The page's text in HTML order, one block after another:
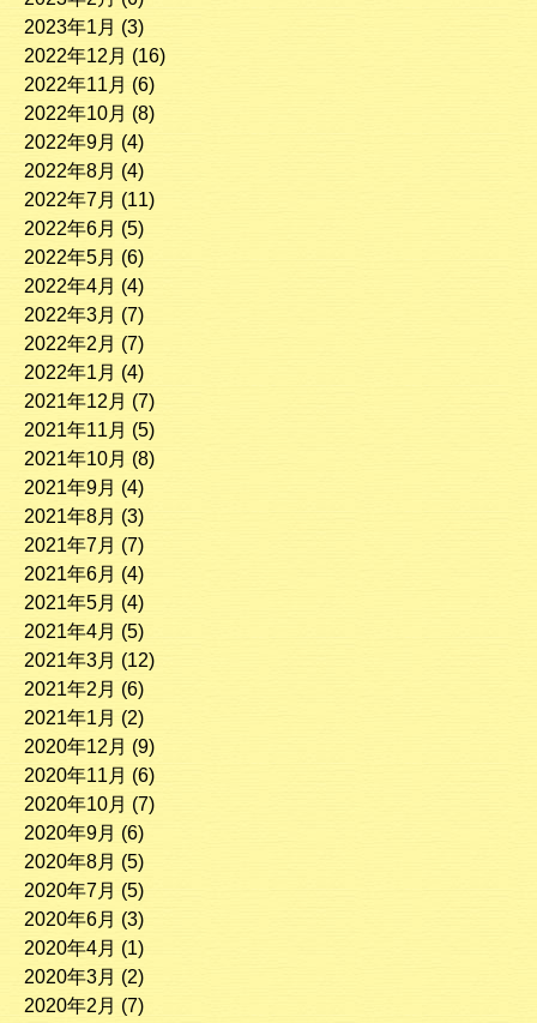
2023年1月 (3)
2022年12月 (16)
2022年11月 (6)
2022年10月 (8)
2022年9月 (4)
2022年8月 (4)
2022年7月 (11)
2022年6月 (5)
2022年5月 (6)
2022年4月 (4)
2022年3月 (7)
2022年2月 (7)
2022年1月 (4)
2021年12月 (7)
2021年11月 (5)
2021年10月 (8)
2021年9月 (4)
2021年8月 (3)
2021年7月 (7)
2021年6月 (4)
2021年5月 (4)
2021年4月 (5)
2021年3月 (12)
2021年2月 (6)
2021年1月 (2)
2020年12月 (9)
2020年11月 (6)
2020年10月 (7)
2020年9月 (6)
2020年8月 (5)
2020年7月 (5)
2020年6月 (3)
2020年4月 (1)
2020年3月 (2)
2020年2月 (7)